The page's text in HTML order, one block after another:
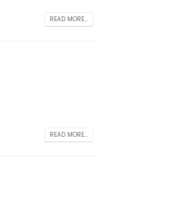
READ MORE...
READ MORE...